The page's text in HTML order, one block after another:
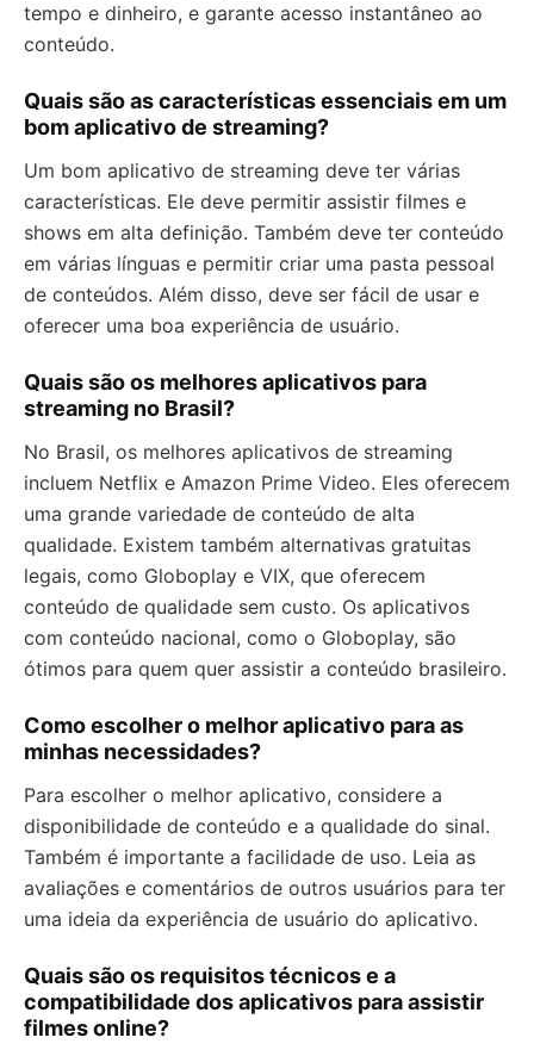
tempo e dinheiro, e garante acesso instantâneo ao
conteúdo.
Quais são as características essenciais em um
bom aplicativo de streaming?
Um bom aplicativo de streaming deve ter várias
características. Ele deve permitir assistir filmes e
shows em alta definição. Também deve ter conteúdo
em várias línguas e permitir criar uma pasta pessoal
de conteúdos. Além disso, deve ser fácil de usar e
oferecer uma boa experiência de usuário.
Quais são os melhores aplicativos para
streaming no Brasil?
No Brasil, os melhores aplicativos de streaming
incluem Netflix e Amazon Prime Video. Eles oferecem
uma grande variedade de conteúdo de alta
qualidade. Existem também alternativas gratuitas
legais, como Globoplay e VIX, que oferecem
conteúdo de qualidade sem custo. Os aplicativos
com conteúdo nacional, como o Globoplay, são
ótimos para quem quer assistir a conteúdo brasileiro.
Como escolher o melhor aplicativo para as
minhas necessidades?
Para escolher o melhor aplicativo, considere a
disponibilidade de conteúdo e a qualidade do sinal.
Também é importante a facilidade de uso. Leia as
avaliações e comentários de outros usuários para ter
uma ideia da experiência de usuário do aplicativo.
Quais são os requisitos técnicos e a
compatibilidade dos aplicativos para assistir
filmes online?